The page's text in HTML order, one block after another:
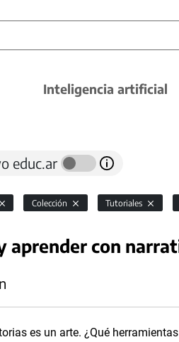
Inteligencia artificial
educ.ar
Colección Tutoriales
aprender con
es un arte. ¿Qué